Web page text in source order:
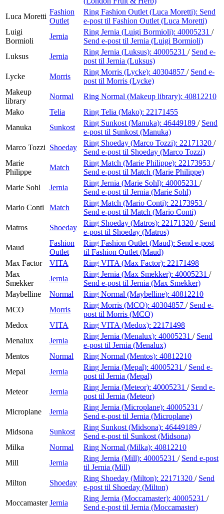
Luca Moretti
Fashion
Outlet
Ring Fashion Outlet (Luca Moretti): Send
e-post til Fashion Outlet (Luca Moretti)
Luigi
Bormioli
Jernia
Ring Jernia (Luigi Bormioli): 40005231 /
Send e-post til Jernia (Luigi Bormioli)
Luksus
Jernia
Ring Jernia (Luksus): 40005231 / Send e-
post til Jernia (Luksus)
Lycke
Morris
Ring Morris (Lycke): 40304857 / Send e-
post til Morris (Lycke)
Makeup
library
Normal Ring Normal (Makeup library): 40812210
Mako
Telia Ring Telia (Mako): 22171455
Manuka
Sunkost
Ring Sunkost (Manuka): 46449189 / Send
e-post til Sunkost (Manuka)
Marco Tozzi Shoeday
Ring Shoeday (Marco Tozzi): 22171320 /
Send e-post til Shoeday (Marco Tozzi)
Marie
Philippe
Match
Ring Match (Marie Philippe): 22173953 /
Send e-post til Match (Marie Philippe)
Marie Sohl
Jernia
Ring Jernia (Marie Sohl): 40005231 /
Send e-post til Jernia (Marie Sohl)
Mario Conti
Match
Ring Match (Mario Conti): 22173953 /
Send e-post til Match (Mario Conti)
Matros
Shoeday
Ring Shoeday (Matros): 22171320 / Send
e-post til Shoeday (Matros)
Maud
Fashion
Outlet
Ring Fashion Outlet (Maud): Send e-post
til Fashion Outlet (Maud)
Max Factor
VITA Ring VITA (Max Factor): 22171498
Max
Smekker
Jernia
Ring Jernia (Max Smekker): 40005231 /
Send e-post til Jernia (Max Smekker)
Maybelline
Normal Ring Normal (Maybelline): 40812210
MCO
Morris
Ring Morris (MCO): 40304857 / Send e-
post til Morris (MCO)
Medox
VITA Ring VITA (Medox): 22171498
Menalux
Jernia
Ring Jernia (Menalux): 40005231 / Send
e-post til Jernia (Menalux)
Mentos
Normal Ring Normal (Mentos): 40812210
Mepal
Jernia
Ring Jernia (Mepal): 40005231 / Send e-
post til Jernia (Mepal)
Meteor
Jernia
Ring Jernia (Meteor): 40005231 / Send e-
post til Jernia (Meteor)
Microplane
Jernia
Ring Jernia (Microplane): 40005231 /
Send e-post til Jernia (Microplane)
Midsona
Sunkost
Ring Sunkost (Midsona): 46449189 /
Send e-post til Sunkost (Midsona)
Milka
Normal Ring Normal (Milka): 40812210
Mill
Jernia
Ring Jernia (Mill): 40005231 / Send e-post
til Jernia (Mill)
Milton
Shoeday
Ring Shoeday (Milton): 22171320 / Send
e-post til Shoeday (Milton)
Moccamaster Jernia
Ring Jernia (Moccamaster): 40005231 /
Send e-post til Jernia (Moccamaster)